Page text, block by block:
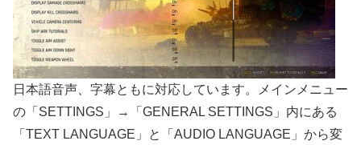
日本語音声、字幕ともに対応しています。メインメニュー
の「SETTINGS」→「GENERAL SETTINGS」内にある
「TEXT LANGUAGE」と「AUDIO LANGUAGE」から変